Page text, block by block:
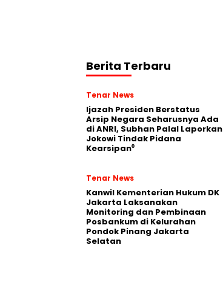
Berita Terbaru
Tenar News
Ijazah Presiden Berstatus
Arsip Negara Seharusnya Ada
di ANRI, Subhan Palal Laporkan
Jokowi Tindak Pidana
Kearsipan⁰
Tenar News
Kanwil Kementerian Hukum DK
Jakarta Laksanakan
Monitoring dan Pembinaan
Posbankum di Kelurahan
Pondok Pinang Jakarta
Selatan